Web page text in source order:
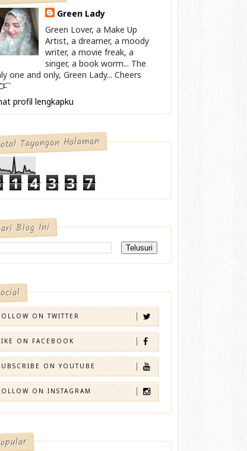
Green Lady
Green Lover, a Make Up
Artist, a dreamer, a moody
writer, a movie freak, a
singer, a book worm... The
one and only, Green Lady... Cheers
profil lengkapku
Tayangan Halaman
1 4 3 3 7
Blog Ini
ON TWITTER
ON FACEBOOK
ON YOUTUBE
ON INSTAGRAM